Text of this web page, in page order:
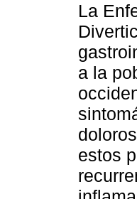
La
a la
estos